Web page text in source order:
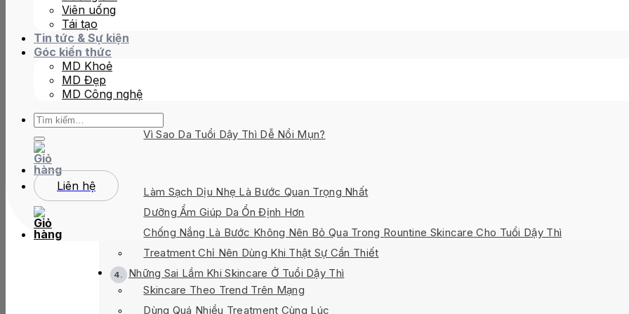
Viên uống
Tái tạo
Tin tức & Sự kiện
Góc kiến thức
MD Khoẻ
MD Đẹp
MD Công nghệ
kiếm:
Liên hệ
việc dùng quá nhiều sản phẩm cùng lúc. Ở độ tuổi này, điều quan trọng nhất không phải là
TABLE OF CONTENTS
Vậy routine skincare tối giản cho tuổi dậy thì nên gồm những bước nào?
Vì Sao Da Tuổi Dậy Thì Dễ Nổi Mụn?
Làm Sạch Dịu Nhẹ Là Bước Quan Trọng Nhất
Dưỡng Ẩm Giúp Da Ổn Định Hơn
Chống Nắng Là Bước Không Nên Bỏ Qua Trong Rountine Skincare Cho Tuổi Dậy Thì
Treatment Chỉ Nên Dùng Khi Thật Sự Cần Thiết
Những Sai Lầm Khi Skincare Ở Tuổi Dậy Thì
Skincare Theo Trend Trên Mạng
Dùng Quá Nhiều Treatment Cùng Lúc